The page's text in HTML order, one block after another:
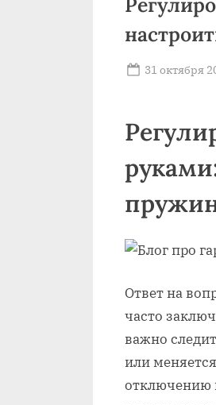
Posted
31 октября
Ответ на
часто
важно
или
отключению